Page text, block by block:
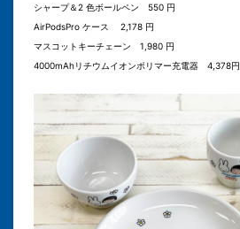
シャープ＆2 色ボールペン 550 円
AirPodsPro ケース 2,178 円
マスコットキーチェーン 1,980 円
4000mAhリチウムイオンポリマー充電器 4,378円